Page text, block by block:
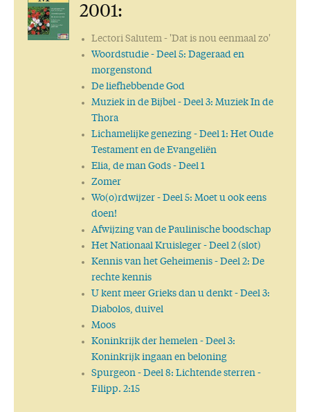
Vernieuwing
Dank!
De ware wijsheid
Joodse wijsheden
50 keer AMEN: een mijlpaal!
Een getrouw Woord
Uit de eerste hand
Wat is waarheid?
Gods Woord geeft antwoord
Goed voornemen
Liefde en Leven
Waarheid versus Leugen
Tempus ruit, hora fluit
Het Woord van God is niet geboeid
Geen leven zonder hoop
Verkondig het Woord!
Op weg naar de toekomst
Alles wordt nieuw!
Dankzegging
Nieuwe ordening
2001:
Lectori Salutem- 'Dat is nou eenmaal zo'
Woordstudie- Deel 5: Dageraad en
morgenstond
De liefhebbende God
Muziek in de Bijbel- Deel 3: Muziek In de
Thora
Lichamelijke genezing- Deel 1: Het Oude
Testament en de Evangeliën
Elia, de man Gods- Deel 1
Zomer
Wo(o)rdwijzer- Deel 5: Moet u ook eens
doen!
Afwijzing van de Paulinische boodschap
Het Nationaal Kruisleger- Deel 2 (slot)
Kennis van het Geheimenis- Deel 2: De
rechte kennis
U kent meer Grieks dan u denkt- Deel 3:
Diabolos, duivel
Moos
Koninkrijk der hemelen- Deel 3:
Koninkrijk ingaan en beloning
Spurgeon- Deel 8: Lichtende sterren -
Filipp. 2:15